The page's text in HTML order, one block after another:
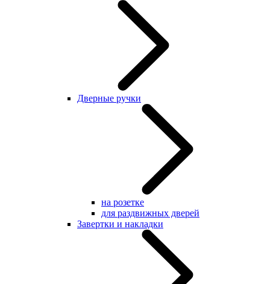
Дверные ручки
на розетке
для раздвижных дверей
Завертки и накладки